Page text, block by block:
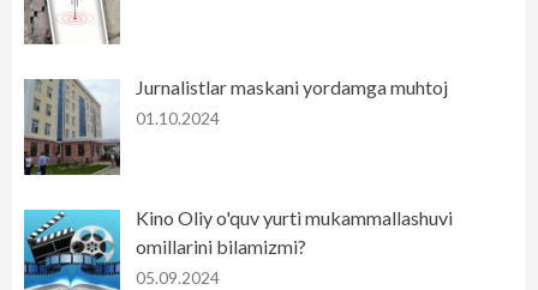
Jurnalistlar maskani yordamga muhtoj
01.10.2024
Kino Oliy o'quv yurti mukammallashuvi
omillarini bilamizmi?
05.09.2024